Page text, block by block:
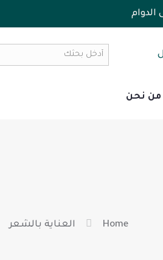
من نحن
Home العناية بالشعر